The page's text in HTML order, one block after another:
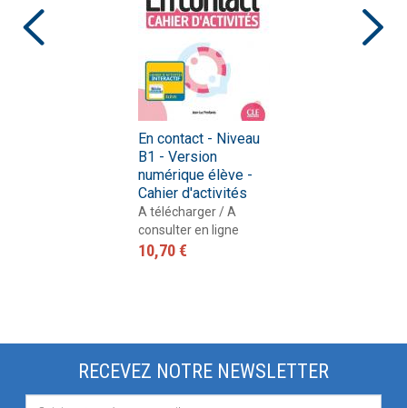
En contact - Niveau
B1 - Version
numérique élève -
Cahier d'activités
A télécharger / A
consulter en ligne
10,70 €
RECEVEZ NOTRE NEWSLETTER